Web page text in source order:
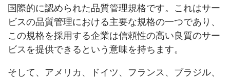
国際的に認められた品質管理規格です。これはサー
ビスの品質管理における主要な規格の一つであり、
この規格を採用する企業は信頼性の高い良質のサー
ビスを提供できるという意味を持ちます。
そして、アメリカ、ドイツ、フランス、ブラジル、